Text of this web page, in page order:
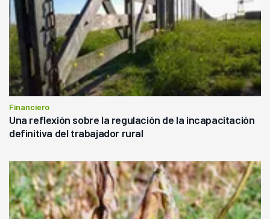
Financiero
Una reflexión sobre la regulación de la incapacitación
definitiva del trabajador rural